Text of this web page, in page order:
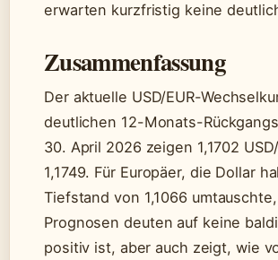
erwarten kurzfristig keine
Zusammenfassung
Der aktuelle USD/EUR-
deutlichen 12-Monats-
30. April 2026 zeigen 1,1702
1,1749. Für Europäer, die Dollar
Tiefstand von 1,1066
Prognosen deuten auf keine
positiv ist, aber auch zeigt, wie